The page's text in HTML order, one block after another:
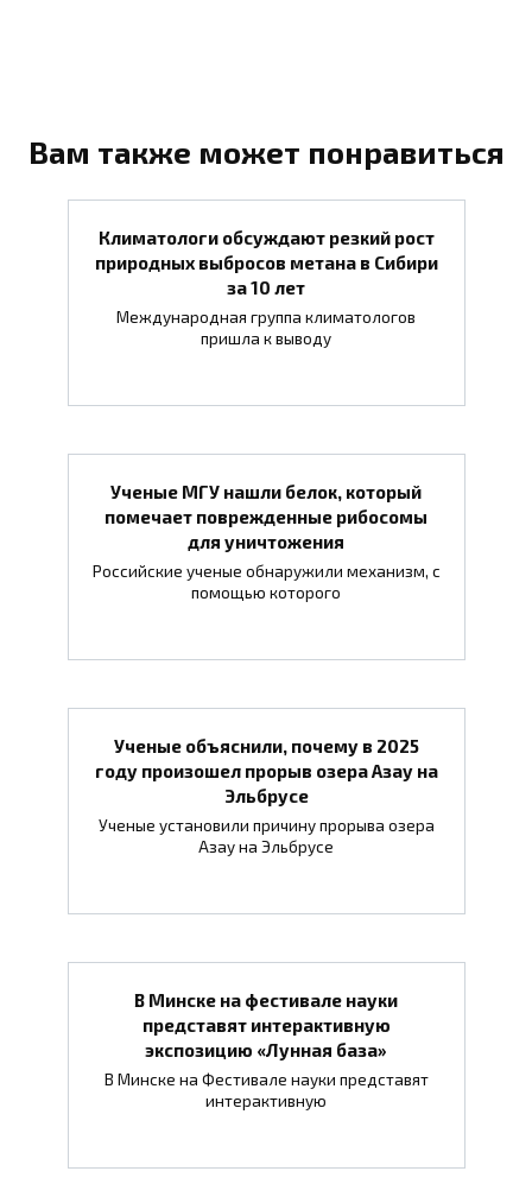
Вам также может понравиться
Климатологи обсуждают резкий рост
природных выбросов метана в Сибири
за 10 лет
Международная группа климатологов
пришла к выводу
Ученые МГУ нашли белок, который
помечает поврежденные рибосомы
для уничтожения
Российские ученые обнаружили механизм, с
помощью которого
Ученые объяснили, почему в 2025
году произошел прорыв озера Азау на
Эльбрусе
Ученые установили причину прорыва озера
Азау на Эльбрусе
В Минске на фестивале науки
представят интерактивную
экспозицию «Лунная база»
В Минске на Фестивале науки представят
интерактивную